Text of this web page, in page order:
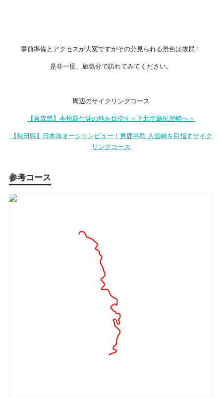
事前準備とアクセスが大変ですがその分見られる景色は抜群！
是非一度、旅気分で訪れてみてください。
周辺のサイクリングコース
【青森県】本州最生涯の地を目指す～下北半島尻屋崎へ～
【秋田県】日本海オーシャンビュー！男鹿半島 入道崎を目指すサイク
リングコース
参考コース